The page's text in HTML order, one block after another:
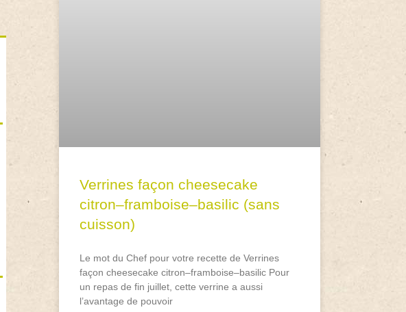
Verrines façon cheesecake
citron–framboise–basilic (sans
cuisson)
Le mot du Chef pour votre recette de Verrines
façon cheesecake citron–framboise–basilic Pour
un repas de fin juillet, cette verrine a aussi
l’avantage de pouvoir